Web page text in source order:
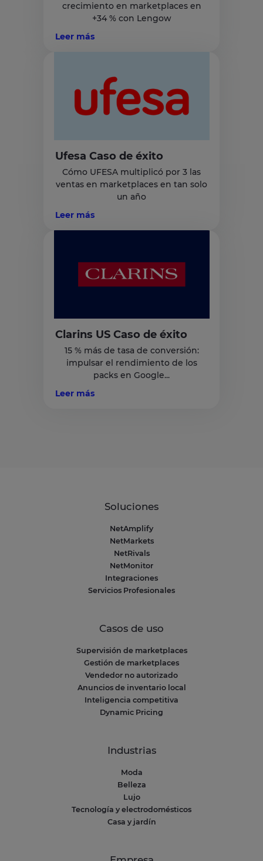
crecimiento en marketplaces en
+34 % con Lengow
Leer más
Ufesa Caso de éxito
Cómo UFESA multiplicó por 3 las
ventas en marketplaces en tan solo
un año
Leer más
Clarins US Caso de éxito
15 % más de tasa de conversión:
impulsar el rendimiento de los
packs en Google...
Leer más
Soluciones
NetAmplify
NetMarkets
NetRivals
NetMonitor
Integraciones
Servicios Profesionales
Casos de uso
Supervisión de marketplaces
Gestión de marketplaces
Vendedor no autorizado
Anuncios de inventario local
Inteligencia competitiva
Dynamic Pricing
Industrias
Moda
Belleza
Lujo
Tecnología y electrodomésticos
Casa y jardín